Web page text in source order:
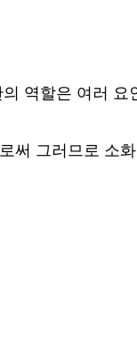
역할은 여러 요
써 그러므로 소